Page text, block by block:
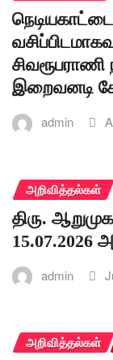
சிவரூபராணி
இறைவனடி
admin
அறிவித்தல்கள்
திரு.
15.07.2026
admin
அறிவித்தல்கள்